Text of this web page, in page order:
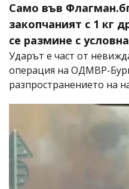
Само във
закопчаният с 1 кг
се размине с
Ударът е част от
операция на ОДМВР-
разпространението на